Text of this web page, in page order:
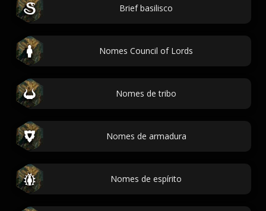
Brief basilisco
Nomes Council of Lords
Nomes de tribo
Nomes de armadura
Nomes de espírito